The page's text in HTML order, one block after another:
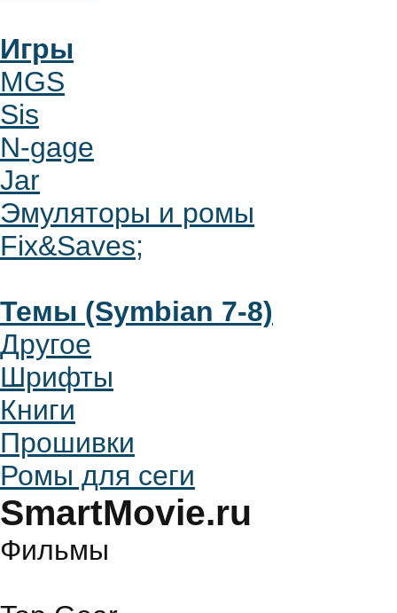
Игры
MGS
Sis
N-gage
Jar
Эмуляторы и ромы
Fix&Saves;
Темы (Symbian 7-8)
Другое
Шрифты
Книги
Прошивки
Ромы для сеги
SmartMovie.ru
Фильмы